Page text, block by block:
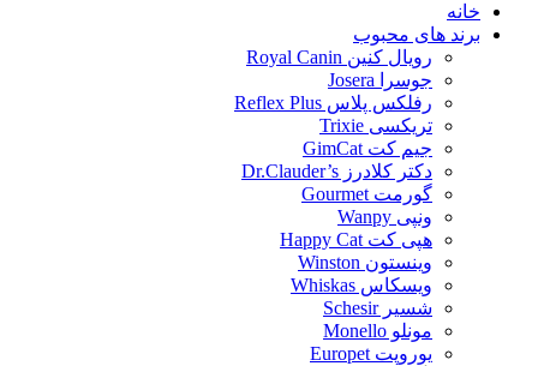
خانه
برند های محبوب
رویال کنین Royal Canin
جوسرا Josera
رفلکس پلاس Reflex Plus
تریکسی Trixie
جیم کت GimCat
دکتر کلادرز Dr.Clauder’s
گورمت Gourmet
ونپی Wanpy
هپی کت Happy Cat
وینستون Winston
ویسکاس Whiskas
شسیر Schesir
مونلو Monello
یوروپت Europet